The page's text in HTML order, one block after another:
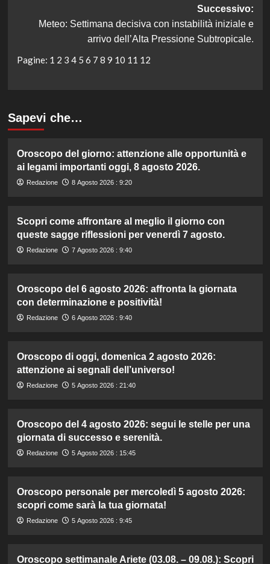
Successivo:
Meteo: Settimana decisiva con instabilità iniziale e
arrivo dell’Alta Pressione Subtropicale.
Pagine: 1 2 3 4 5 6 7 8 9 10 11 12
Sapevi che…
Oroscopo del giorno: attenzione alle opportunità e
ai legami importanti oggi, 8 agosto 2026.
Redazione 8 Agosto 2026 : 9:20
Scopri come affrontare al meglio il giorno con
queste sagge riflessioni per venerdì 7 agosto.
Redazione 7 Agosto 2026 : 9:40
Oroscopo del 6 agosto 2026: affronta la giornata
con determinazione e positività!
Redazione 6 Agosto 2026 : 9:40
Oroscopo di oggi, domenica 2 agosto 2026:
attenzione ai segnali dell’universo!
Redazione 5 Agosto 2026 : 21:40
Oroscopo del 4 agosto 2026: segui le stelle per una
giornata di successo e serenità.
Redazione 5 Agosto 2026 : 15:45
Oroscopo personale per mercoledì 5 agosto 2026:
scopri come sarà la tua giornata!
Redazione 5 Agosto 2026 : 9:45
Oroscopo settimanale Ariete (03.08. – 09.08.): Scopri